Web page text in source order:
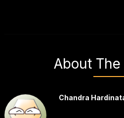
About
Chandra